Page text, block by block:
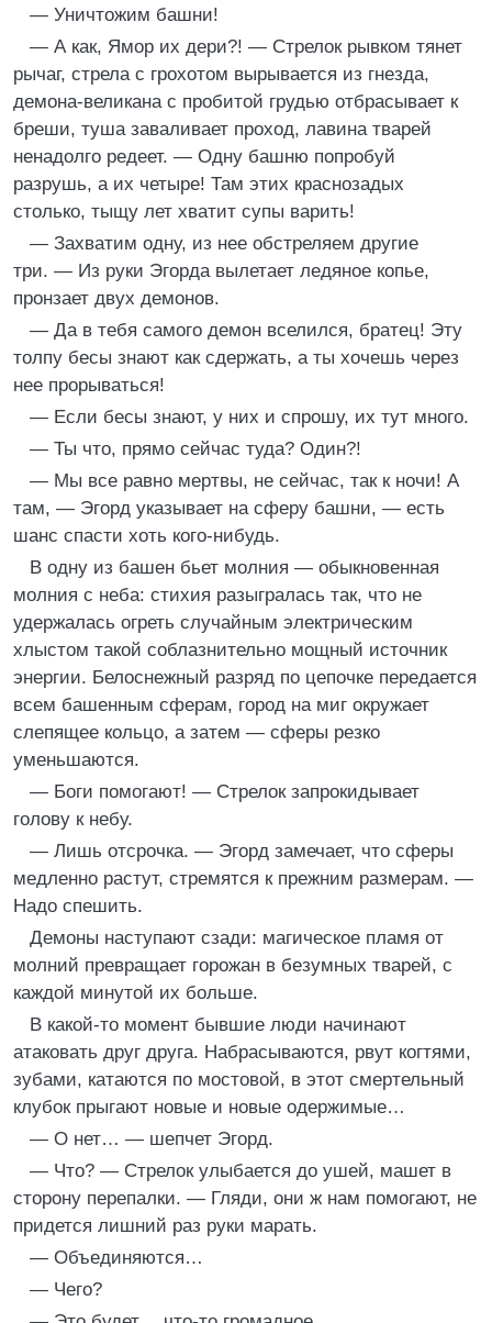
— Уничтожим башни!
— А как, Ямор их дери?! — Стрелок рывком тянет
рычаг, стрела с грохотом вырывается из гнезда,
демона-великана с пробитой грудью отбрасывает к
бреши, туша заваливает проход, лавина тварей
ненадолго редеет. — Одну башню попробуй
разрушь, а их четыре! Там этих краснозадых
столько, тыщу лет хватит супы варить!
— Захватим одну, из нее обстреляем другие
три. — Из руки Эгорда вылетает ледяное копье,
пронзает двух демонов.
— Да в тебя самого демон вселился, братец! Эту
толпу бесы знают как сдержать, а ты хочешь через
нее прорываться!
— Если бесы знают, у них и спрошу, их тут много.
— Ты что, прямо сейчас туда? Один?!
— Мы все равно мертвы, не сейчас, так к ночи! А
там, — Эгорд указывает на сферу башни, — есть
шанс спасти хоть кого-нибудь.
В одну из башен бьет молния — обыкновенная
молния с неба: стихия разыгралась так, что не
удержалась огреть случайным электрическим
хлыстом такой соблазнительно мощный источник
энергии. Белоснежный разряд по цепочке передается
всем башенным сферам, город на миг окружает
слепящее кольцо, а затем — сферы резко
уменьшаются.
— Боги помогают! — Стрелок запрокидывает
голову к небу.
— Лишь отсрочка. — Эгорд замечает, что сферы
медленно растут, стремятся к прежним размерам. —
Надо спешить.
Демоны наступают сзади: магическое пламя от
молний превращает горожан в безумных тварей, с
каждой минутой их больше.
В какой-то момент бывшие люди начинают
атаковать друг друга. Набрасываются, рвут когтями,
зубами, катаются по мостовой, в этот смертельный
клубок прыгают новые и новые одержимые…
— О нет… — шепчет Эгорд.
— Что? — Стрелок улыбается до ушей, машет в
сторону перепалки. — Гляди, они ж нам помогают, не
придется лишний раз руки марать.
— Объединяются…
— Чего?